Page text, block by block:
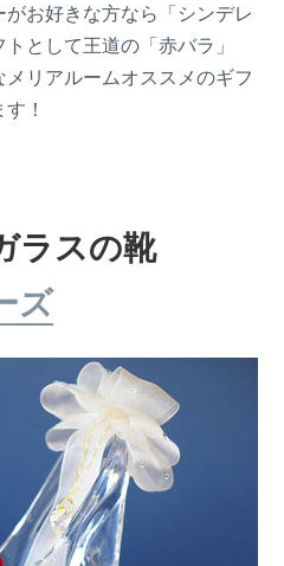
お好きな方なら「シンデレ
として王道の「赤バラ」
リアルームオススメのギフ
！
ラスの靴
ズ